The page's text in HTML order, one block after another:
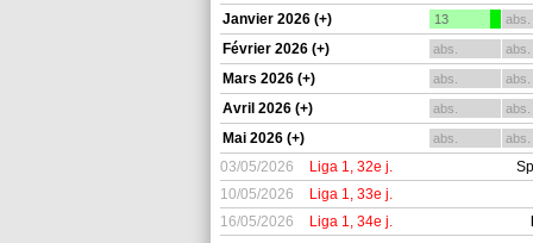
Janvier 2026 (+) 13 abs.
Février 2026 (+) abs. abs.
Mars 2026 (+) abs. abs.
Avril 2026 (+) abs. abs.
Mai 2026 (+) abs. abs.
03/05/2026 Liga 1, 32e j.
10/05/2026
Liga 1, 33e j.
16/05/2026
Liga 1, 34e j.